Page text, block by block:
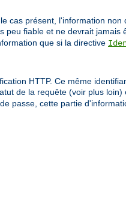
cas présent, l'information non
peu fiable et ne devrait jamais
que si la directive
HTTP. Ce même
de la requête (voir plus
passe, cette partie